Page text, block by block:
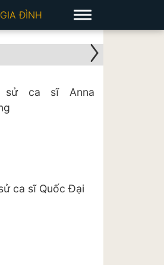
ĐÌNH
sử ca sĩ Anna
ca sĩ Quốc Đại